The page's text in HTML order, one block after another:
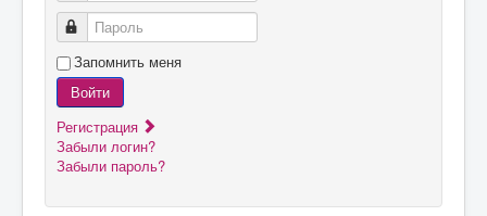
Пароль
Запомнить меня
Войти
Регистрация
Забыли логин?
Забыли пароль?